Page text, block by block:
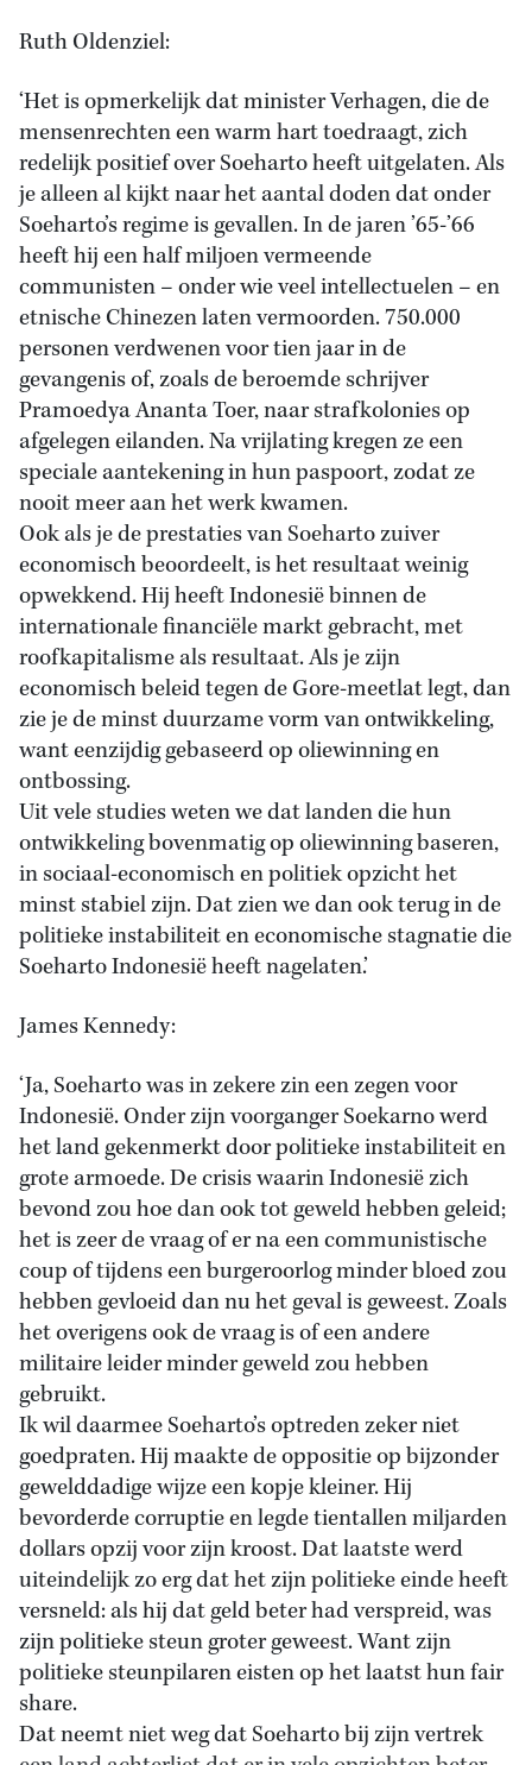
Ruth Oldenziel:
‘Het is opmerkelijk dat minister Verhagen, die de
mensenrechten een warm hart toedraagt, zich
redelijk positief over Soeharto heeft uitgelaten. Als
je alleen al kijkt naar het aantal doden dat onder
Soeharto’s regime is gevallen. In de jaren ’65-’66
heeft hij een half miljoen vermeende
communisten – onder wie veel intellectuelen – en
etnische Chinezen laten vermoorden. 750.000
personen verdwenen voor tien jaar in de
gevangenis of, zoals de beroemde schrijver
Pramoedya Ananta Toer, naar strafkolonies op
afgelegen eilanden. Na vrijlating kregen ze een
speciale aantekening in hun paspoort, zodat ze
nooit meer aan het werk kwamen.
Ook als je de prestaties van Soeharto zuiver
economisch beoordeelt, is het resultaat weinig
opwekkend. Hij heeft Indonesië binnen de
internationale financiële markt gebracht, met
roofkapitalisme als resultaat. Als je zijn
economisch beleid tegen de Gore-meetlat legt, dan
zie je de minst duurzame vorm van ontwikkeling,
want eenzijdig gebaseerd op oliewinning en
ontbossing.
Uit vele studies weten we dat landen die hun
ontwikkeling bovenmatig op oliewinning baseren,
in sociaal-economisch en politiek opzicht het
minst stabiel zijn. Dat zien we dan ook terug in de
politieke instabiliteit en economische stagnatie die
Soeharto Indonesië heeft nagelaten.’
James Kennedy:
‘Ja, Soeharto was in zekere zin een zegen voor
Indonesië. Onder zijn voorganger Soekarno werd
het land gekenmerkt door politieke instabiliteit en
grote armoede. De crisis waarin Indonesië zich
bevond zou hoe dan ook tot geweld hebben geleid;
het is zeer de vraag of er na een communistische
coup of tijdens een burgeroorlog minder bloed zou
hebben gevloeid dan nu het geval is geweest. Zoals
het overigens ook de vraag is of een andere
militaire leider minder geweld zou hebben
gebruikt.
Ik wil daarmee Soeharto’s optreden zeker niet
goedpraten. Hij maakte de oppositie op bijzonder
gewelddadige wijze een kopje kleiner. Hij
bevorderde corruptie en legde tientallen miljarden
dollars opzij voor zijn kroost. Dat laatste werd
uiteindelijk zo erg dat het zijn politieke einde heeft
versneld: als hij dat geld beter had verspreid, was
zijn politieke steun groter geweest. Want zijn
politieke steunpilaren eisten op het laatst hun fair
share.
Dat neemt niet weg dat Soeharto bij zijn vertrek